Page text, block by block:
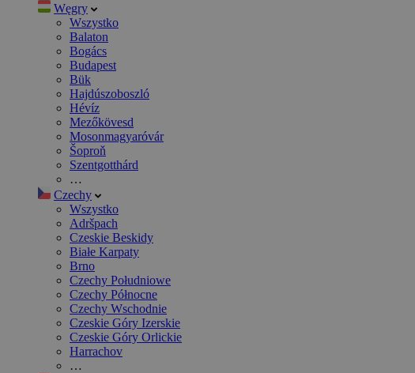
Węgry
Wszystko
Balaton
Bogács
Budapest
Bük
Hajdúszoboszló
Hévíz
Mezőkövesd
Mosonmagyaróvár
Šoproň
Szentgotthárd
…
Czechy
Wszystko
Adršpach
Czeskie Beskidy
Białe Karpaty
Brno
Czechy Południowe
Czechy Północne
Czechy Wschodnie
Czeskie Góry Izerskie
Czeskie Góry Orlickie
Harrachov
…